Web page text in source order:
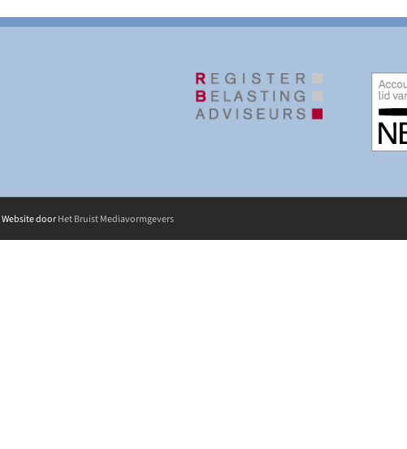
doorHet Bruist Mediavormgevers